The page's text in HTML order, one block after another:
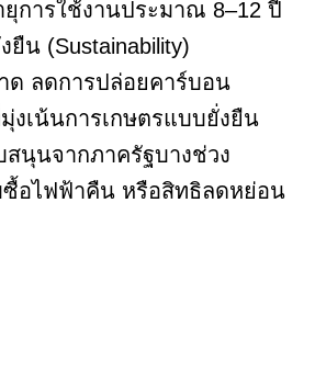
ยุการใช้งานประมาณ 8–12 ปี
ยืน (Sustainability)
ด ลดการปล่อยคาร์บอน
งเน้นการเกษตรแบบยั่งยืน
สนุนจากภาครัฐบางช่วง
ซื้อไฟฟ้าคืน หรือสิทธิลดหย่อน